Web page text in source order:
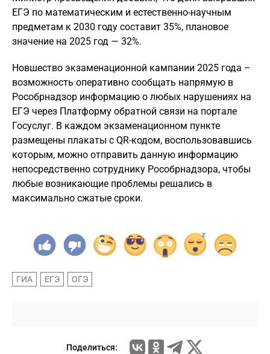
ЕГЭ по математическим и естественно-научным
предметам к 2030 году составит 35%, плановое
значение на 2025 год — 32%.
Новшество экзаменационной кампании 2025 года –
возможность оперативно сообщать напрямую в
Рособрнадзор информацию о любых нарушениях на
ЕГЭ через Платформу обратной связи на портале
Госуслуг. В каждом экзаменационном пункте
размещены плакаты с QR-кодом, воспользовавшись
которым, можно отправить данную информацию
непосредственно сотруднику Рособрнадзора, чтобы
любые возникающие проблемы решались в
максимально сжатые сроки.
ГИА ЕГЭ ОГЭ
Поделиться: